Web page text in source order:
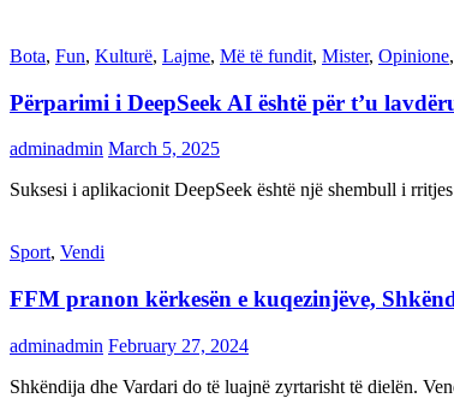
Bota, Fun, Kulturë, Lajme, Më të fundit, Mister, Opinione,
Përparimi i DeepSeek AI është për t’u
adminadmin March 5, 2025
Suksesi i aplikacionit DeepSeek është një shembull i
Sport, Vendi
FFM pranon kërkesën e kuqezinjëve,
adminadmin February 27, 2024
Shkëndija dhe Vardari do të luajnë zyrtarisht të dielën.